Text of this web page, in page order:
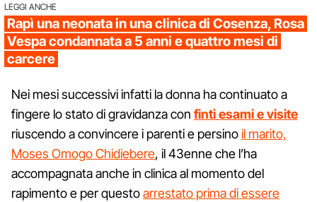
LEGGI ANCHE
Rapì una neonata in una clinica di Cosenza, Rosa
Vespa condannata a 5 anni e quattro mesi di
carcere
Nei mesi successivi infatti la donna ha continuato a
fingere lo stato di gravidanza con finti esami e visite
riuscendo a convincere i parenti e persinoil marito,
Moses Omogo Chidiebere, il 43enne che l’ha
accompagnata anche in clinica al momento del
rapimento e per questoarrestato prima di essere